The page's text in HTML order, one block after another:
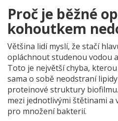
Proč je běžné
kohoutkem
Většina lidí myslí, že stačí
opláchnout studenou vodou
Toto je největší chyba,
sama o sobě neodstraní
proteinové struktury
mezi jednotlivými štětinami
pro množení bakterií.